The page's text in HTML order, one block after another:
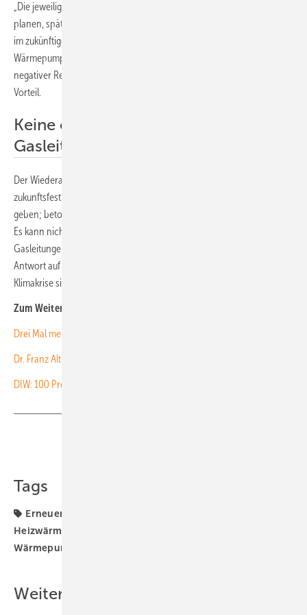
„Die jeweiligen Stadtwerke in der Region können die Nahwärmenetze
planen, später betreiben und bei Bedarf flexibel erweitern, so dass sie
im zukünftigen Energiesystem mittels KWK-, Power-to-Heat- und
Wärmepumpenanlage auch Ausgleichsfunktionen positiver wie
negativer Residuallasten übernehmen können“, beschreibt er den
Vorteil.
Keine öffentlichen Gelder für
Gasleitungen und Öltanks
Der Wiederaufbau der Infrastruktur müsse strategisch, nachhaltig und
zukunftsfest angegangen werden, es dürfe dabei keine Denkverbote
geben; betont Griese. „Wir nehmen die Verantwortlichen beim Wort.
Es kann nicht sein, dass mit öffentlichen Geldern demnächst
Gasleitungen oder Öltanks gebaut werden sollen, die überhaupt keine
Antwort auf die für die Flutkatastrophe Mitte Juli verantwortliche
Klimakrise sind“, sagen er und Zeis. (su)
Zum Weiterlesen:
Drei Mal mehr Klimaschutzinvestitionen bis 2030 nötig
Dr. Franz Alt: Die Erde hat Fieber – jetzt!
DIW: 100 Prozent Ökostrom in zehn Jahren machbar
Tags
Erneuerbare Energien
Heizwärme
Wärmepumpen
Weitere Inhalte